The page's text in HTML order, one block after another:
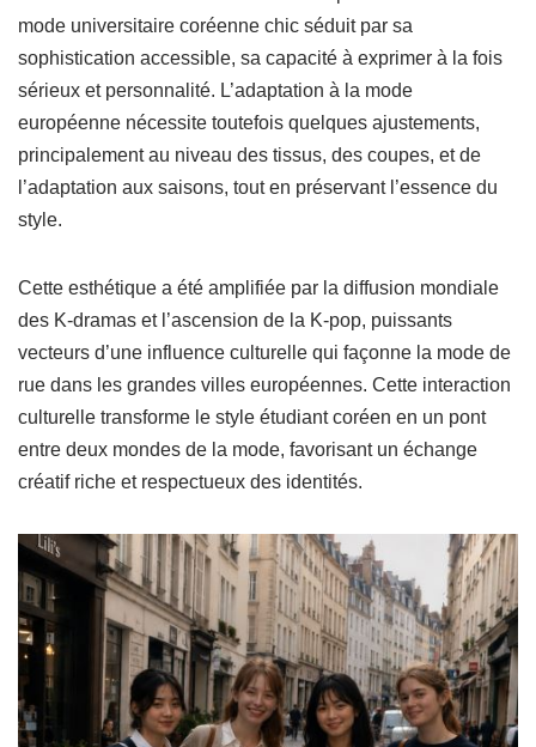
mode universitaire coréenne chic séduit par sa
sophistication accessible, sa capacité à exprimer à la fois
sérieux et personnalité. L’adaptation à la mode
européenne nécessite toutefois quelques ajustements,
principalement au niveau des tissus, des coupes, et de
l’adaptation aux saisons, tout en préservant l’essence du
style.
Cette esthétique a été amplifiée par la diffusion mondiale
des K-dramas et l’ascension de la K-pop, puissants
vecteurs d’une influence culturelle qui façonne la mode de
rue dans les grandes villes européennes. Cette interaction
culturelle transforme le style étudiant coréen en un pont
entre deux mondes de la mode, favorisant un échange
créatif riche et respectueux des identités.